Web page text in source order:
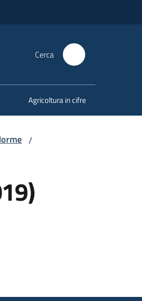
Cerca
Agricoltura in cifre
/